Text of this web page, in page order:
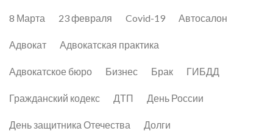
8 Марта 23 февраля Covid-19 Автосалон
Адвокат Адвокатская практика
Адвокатское бюро Бизнес Брак ГИБДД
Гражданский кодекс ДТП День России
День защитника Отечества Долги